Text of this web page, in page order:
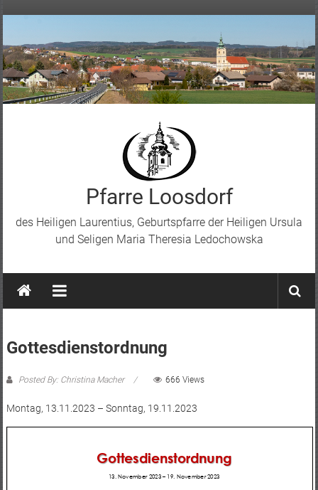
Pfarre Loosdorf
des Heiligen Laurentius, Geburtspfarre der Heiligen Ursula
und Seligen Maria Theresia Ledochowska
Gottesdienstordnung
Posted By: Christina Macher 666 Views
Montag, 13.11.2023 – Sonntag, 19.11.2023